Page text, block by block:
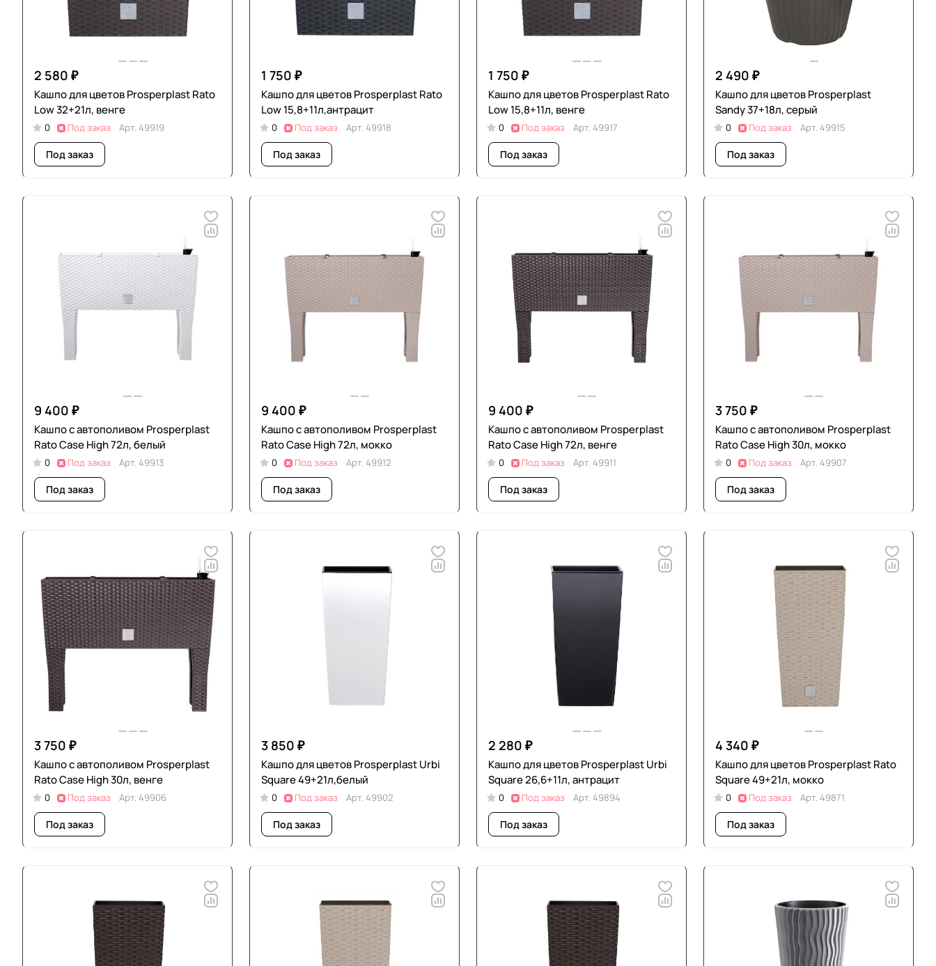
2 580 ₽
Кашпо для цветов Prosperplast Rato
Low 32+21л, венге
0 Под заказ Арт. 49919
Под заказ
1 750 ₽
Кашпо для цветов Prosperplast Rato
Low 15,8+11л,антрацит
0 Под заказ Арт. 49918
Под заказ
1 750 ₽
Кашпо для цветов Prosperplast Rato
Low 15,8+11л, венге
0 Под заказ Арт. 49917
Под заказ
2 490 ₽
Кашпо для цветов Prosperplast
Sandy 37+18л, серый
0 Под заказ Арт. 49915
Под заказ
9 400 ₽
Кашпо с автополивом Prosperplast
Rato Case High 72л, белый
0 Под заказ Арт. 49913
Под заказ
9 400 ₽
Кашпо с автополивом Prosperplast
Rato Case High 72л, мокко
0 Под заказ Арт. 49912
Под заказ
9 400 ₽
Кашпо с автополивом Prosperplast
Rato Case High 72л, венге
0 Под заказ Арт. 49911
Под заказ
3 750 ₽
Кашпо с автополивом Prosperplast
Rato Case High 30л, мокко
0 Под заказ Арт. 49907
Под заказ
3 750 ₽
Кашпо с автополивом Prosperplast
Rato Case High 30л, венге
0 Под заказ Арт. 49906
Под заказ
3 850 ₽
Кашпо для цветов Prosperplast Urbi
Square 49+21л,белый
0 Под заказ Арт. 49902
Под заказ
2 280 ₽
Кашпо для цветов Prosperplast Urbi
Square 26,6+11л, антрацит
0 Под заказ Арт. 49894
Под заказ
4 340 ₽
Кашпо для цветов Prosperplast Rato
Square 49+21л, мокко
0 Под заказ Арт. 49871
Под заказ